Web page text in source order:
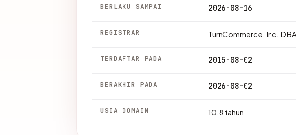
BERLAKU SAMPAI 2026-08-16
REGISTRAR TurnCommerce, Inc.
TERDAFTAR PADA 2015-08-02
BERAKHIR PADA 2026-08-02
USIA DOMAIN 10.8 tahun